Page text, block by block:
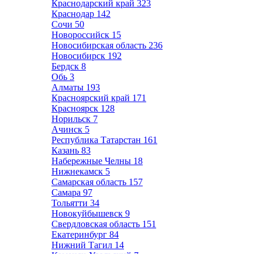
Краснодарский край 323
Краснодар 142
Сочи 50
Новороссийск 15
Новосибирская область 236
Новосибирск 192
Бердск 8
Обь 3
Алматы 193
Красноярский край 171
Красноярск 128
Норильск 7
Ачинск 5
Республика Татарстан 161
Казань 83
Набережные Челны 18
Нижнекамск 5
Самарская область 157
Самара 97
Тольятти 34
Новокуйбышевск 9
Свердловская область 151
Екатеринбург 84
Нижний Тагил 14